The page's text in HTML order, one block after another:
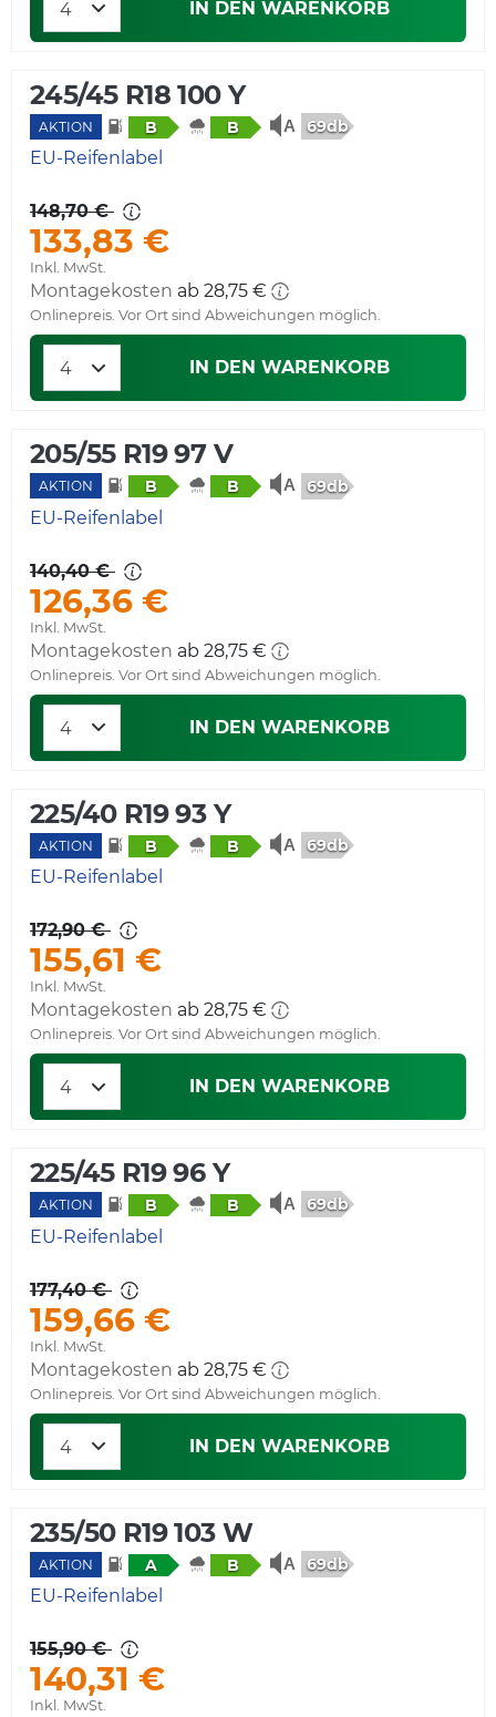
IN DEN WARENKORB
245/45 R18 100 Y
AKTION B B 69db
EU-Reifenlabel
148,70 €
133,83 €
Inkl. MwSt.
Montagekosten ab 28,75 €
Onlinepreis. Vor Ort sind Abweichungen möglich.
IN DEN WARENKORB
205/55 R19 97 V
AKTION B B 69db
EU-Reifenlabel
140,40 €
126,36 €
Inkl. MwSt.
Montagekosten ab 28,75 €
Onlinepreis. Vor Ort sind Abweichungen möglich.
IN DEN WARENKORB
225/40 R19 93 Y
AKTION B B 69db
EU-Reifenlabel
172,90 €
155,61 €
Inkl. MwSt.
Montagekosten ab 28,75 €
Onlinepreis. Vor Ort sind Abweichungen möglich.
IN DEN WARENKORB
225/45 R19 96 Y
AKTION B B 69db
EU-Reifenlabel
177,40 €
159,66 €
Inkl. MwSt.
Montagekosten ab 28,75 €
Onlinepreis. Vor Ort sind Abweichungen möglich.
IN DEN WARENKORB
235/50 R19 103 W
AKTION A B 69db
EU-Reifenlabel
155,90 €
140,31 €
Inkl. MwSt.